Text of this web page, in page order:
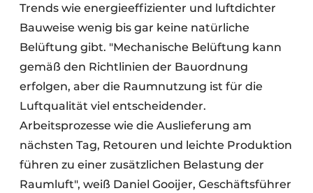
Trends wie energieeffizienter und luftdichter
Bauweise wenig bis gar keine natürliche
Belüftung gibt. "Mechanische Belüftung kann
gemäß den Richtlinien der Bauordnung
erfolgen, aber die Raumnutzung ist für die
Luftqualität viel entscheidender.
Arbeitsprozesse wie die Auslieferung am
nächsten Tag, Retouren und leichte Produktion
führen zu einer zusätzlichen Belastung der
Raumluft", weiß Daniel Gooijer, Geschäftsführer